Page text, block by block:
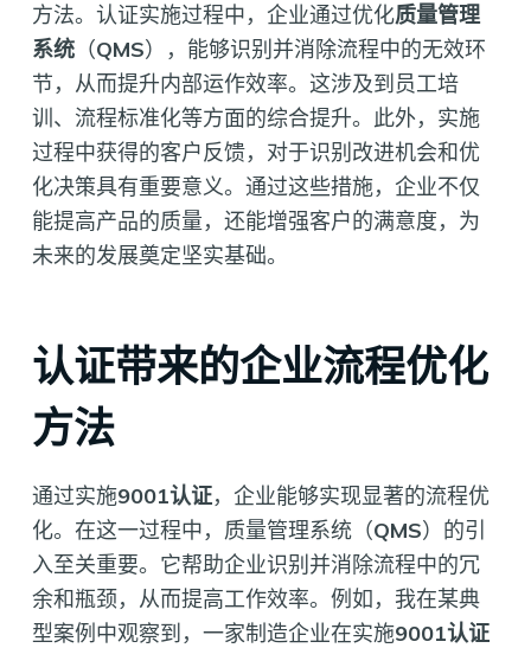
方法。认证实施过程中，企业通过优化质量管理
系统（QMS），能够识别并消除流程中的无效环
节，从而提升内部运作效率。这涉及到员工培
训、流程标准化等方面的综合提升。此外，实施
过程中获得的客户反馈，对于识别改进机会和优
化决策具有重要意义。通过这些措施，企业不仅
能提高产品的质量，还能增强客户的满意度，为
未来的发展奠定坚实基础。
认证带来的企业流程优化
方法
通过实施9001认证，企业能够实现显著的流程优
化。在这一过程中，质量管理系统（QMS）的引
入至关重要。它帮助企业识别并消除流程中的冗
余和瓶颈，从而提高工作效率。例如，我在某典
型案例中观察到，一家制造企业在实施9001认证